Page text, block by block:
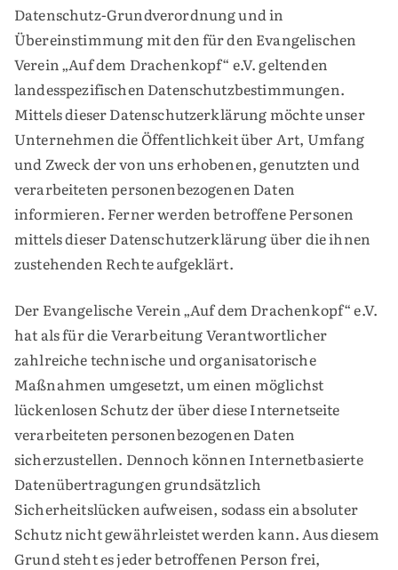
Datenschutz-Grundverordnung und in
Übereinstimmung mit den für den Evangelischen
Verein „Auf dem Drachenkopf“ e.V. geltenden
landesspezifischen Datenschutzbestimmungen.
Mittels dieser Datenschutzerklärung möchte unser
Unternehmen die Öffentlichkeit über Art, Umfang
und Zweck der von uns erhobenen, genutzten und
verarbeiteten personenbezogenen Daten
informieren. Ferner werden betroffene Personen
mittels dieser Datenschutzerklärung über die ihnen
zustehenden Rechte aufgeklärt.
Der Evangelische Verein „Auf dem Drachenkopf“ e.V.
hat als für die Verarbeitung Verantwortlicher
zahlreiche technische und organisatorische
Maßnahmen umgesetzt, um einen möglichst
lückenlosen Schutz der über diese Internetseite
verarbeiteten personenbezogenen Daten
sicherzustellen. Dennoch können Internetbasierte
Datenübertragungen grundsätzlich
Sicherheitslücken aufweisen, sodass ein absoluter
Schutz nicht gewährleistet werden kann. Aus diesem
Grund steht es jeder betroffenen Person frei,